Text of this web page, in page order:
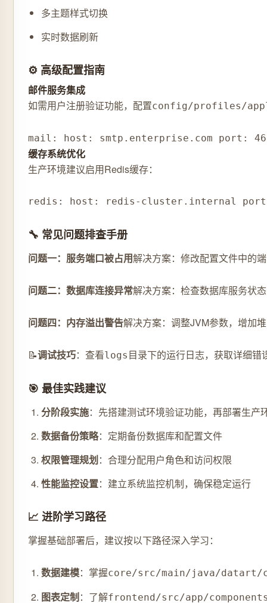
多主题样式切换
实时数据刷新
⚙️ 高级配置指南
邮件服务集成
如需用户注册验证功能，配置config/profiles/
mail: host: smtp.enterprise.com port: 465
缓存系统优化
生产环境建议启用Redis缓存：
redis: host: redis-cluster.internal port:
🔧 常见问题排查手册
问题一：服务端口被占用解决方案：修改配置文件中的
问题二：数据库连接异常解决方案：检查数据库服务状
问题四：内存溢出警告解决方案：调整JVM参数，增加
📝调试技巧：查看logs 目录下的运行日志，获取详细错
🎯 最佳实践建议
分阶段实施：先搭建测试环境验证功能，再部署生产
数据备份策略：定期备份数据库和配置文件
权限管理规划：合理分配用户角色和访问权限
性能监控设置：建立系统监控机制，确保稳定运行
📈 进阶学习路径
掌握基础部署后，建议按以下路径深入学习：
数据建模：掌握core/src/main/java/datart/
图表定制：了解frontend/src/app/